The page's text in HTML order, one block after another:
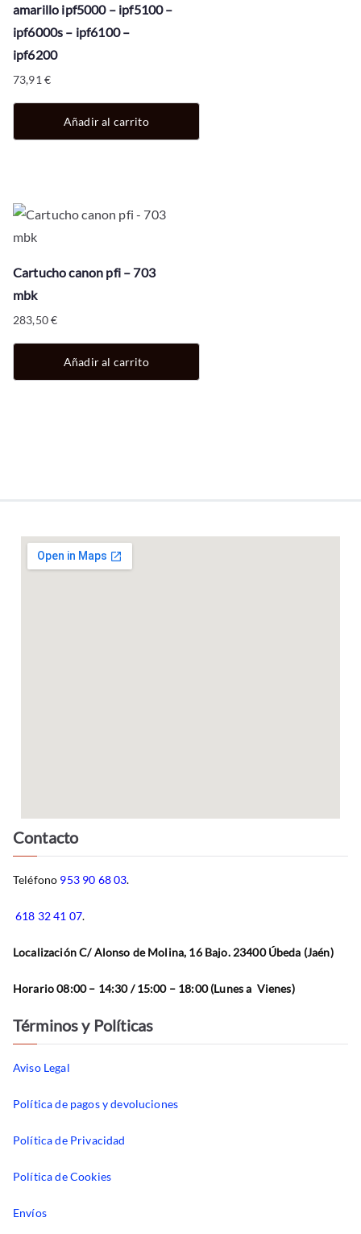
amarillo ipf5000 – ipf5100 –
ipf6000s – ipf6100 –
ipf6200
73,91 €
Añadir al carrito
Cartucho canon pfi – 703
mbk
283,50€
Añadir al carrito
Contacto
Teléfono 953 90 68 03.
618 32 41 07.
Localización C/ Alonso de Molina, 16 Bajo. 23400 Úbeda (Jaén)
Horario 08:00 – 14:30 / 15:00 – 18:00 (Lunes a Vienes)
Términos y Políticas
Aviso Legal
Política de pagos y devoluciones
Política de Privacidad
Política de Cookies
Envíos